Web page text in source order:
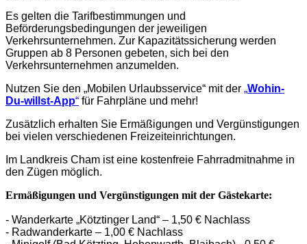
Es gelten die Tarifbestimmungen und
Beförderungsbedingungen der jeweiligen
Verkehrsunternehmen. Zur Kapazitätssicherung werden
Gruppen ab 8 Personen gebeten, sich bei den
Verkehrsunternehmen anzumelden.
Nutzen Sie den „Mobilen Urlaubsservice“ mit der „Wohin-
Du-willst-App“ für Fahrpläne und mehr!
Zusätzlich erhalten Sie Ermäßigungen und Vergünstigungen
bei vielen verschiedenen Freizeiteinrichtungen.
Im Landkreis Cham ist eine kostenfreie Fahrradmitnahme in
den Zügen möglich.
Ermäßigungen und Vergünstigungen mit der Gästekarte:
- Wanderkarte „Kötztinger Land“ – 1,50 € Nachlass
- Radwanderkarte – 1,00 € Nachlass